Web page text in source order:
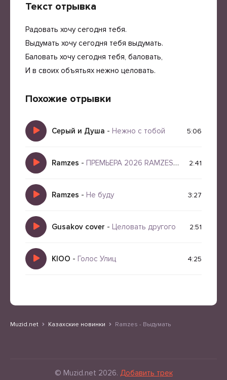
Текст отрывка
Радовать хочу сегодня тебя.
Выдумать хочу сегодня тебя выдумать.
Баловать хочу сегодня тебя, баловать,
И в своих объятьях нежно целовать.
Похожие отрывки
Серый и Душа - Нежно с тобой 5:06
Ramzes - ПРЕМЬЕРА 2026 RAMZES БУМАЖКИ Official audio 2:41
Ramzes - Не буду 3:27
Gusakov cover - Целовать другого 2:51
KIOO - Голос Улиц 4:25
Muzid.net Казахские новинки Ramzes - Выдумать
© Muzid.net 2026. Добавить трек